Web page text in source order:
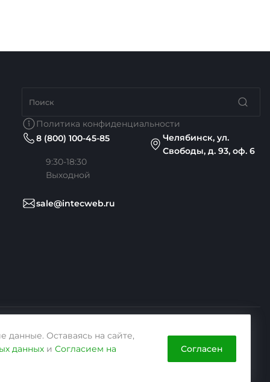
Политика конфиденциальности
8 (800) 100-45-85
9:30-18:30
Выходной
Челябинск, ул.
Свободы, д. 93, оф. 6
sale@intecweb.ru
данные. Оставаясь на сайте,
данных и Согласием на
Согласен